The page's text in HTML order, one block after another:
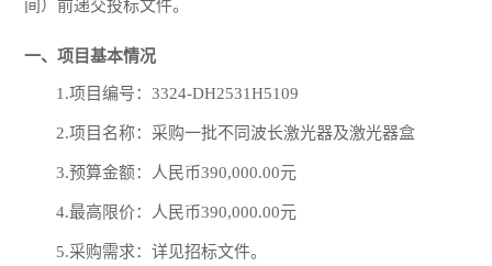
间）前递交投标文件。
一、项目基本情况
1.项目编号：3324-DH2531H5109
2.项目名称：采购一批不同波长激光器及激光器盒
3.预算金额：人民币390,000.00元
4.最高限价：人民币390,000.00元
5.采购需求：详见招标文件。